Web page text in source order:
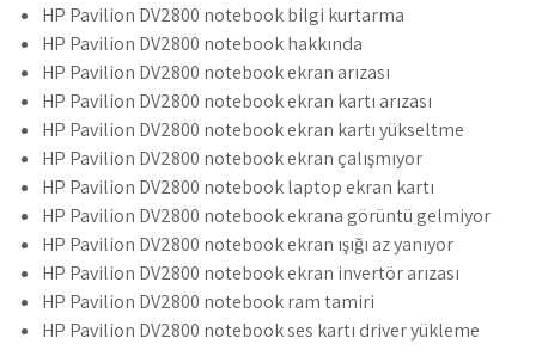
HP Pavilion DV2800 notebook bilgi kurtarma
HP Pavilion DV2800 notebook hakkında
HP Pavilion DV2800 notebook ekran arızası
HP Pavilion DV2800 notebook ekran kartı arızası
HP Pavilion DV2800 notebook ekran kartı yükseltme
HP Pavilion DV2800 notebook ekran çalışmıyor
HP Pavilion DV2800 notebook laptop ekran kartı
HP Pavilion DV2800 notebook ekrana görüntü gelmiyor
HP Pavilion DV2800 notebook ekran ışığı az yanıyor
HP Pavilion DV2800 notebook ekran invertör arızası
HP Pavilion DV2800 notebook ram tamiri
HP Pavilion DV2800 notebook ses kartı driver yükleme